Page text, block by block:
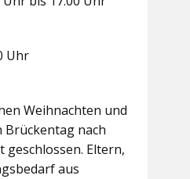
Uhr
Weihnachten und
Brückentag nach
Eltern,
aus